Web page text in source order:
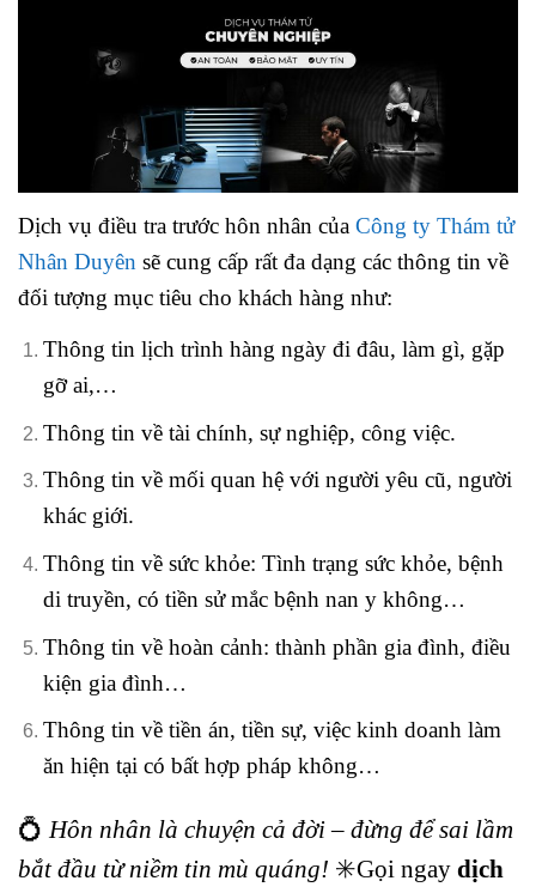
Dịch vụ điều tra trước hôn nhân của Công ty Thám tử
Nhân Duyên sẽ cung cấp rất đa dạng các thông tin về
đối tượng mục tiêu cho khách hàng như:
Thông tin lịch trình hàng ngày đi đâu, làm gì, gặp
gỡ ai,…
Thông tin về tài chính, sự nghiệp, công việc.
Thông tin về mối quan hệ với người yêu cũ, người
khác giới.
Thông tin về sức khỏe: Tình trạng sức khỏe, bệnh
di truyền, có tiền sử mắc bệnh nan y không…
Thông tin về hoàn cảnh: thành phần gia đình, điều
kiện gia đình…
Thông tin về tiền án, tiền sự, việc kinh doanh làm
ăn hiện tại có bất hợp pháp không…
💍 Hôn nhân là chuyện cả đời – đừng để sai lầm
bắt đầu từ niềm tin mù quáng! ✳️Gọi ngay dịch